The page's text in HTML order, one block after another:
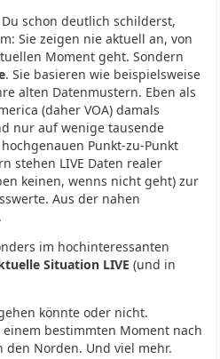
schon deutlich schilderst,
Sie zeigen nie aktuell an, von
Moment geht. Sondern
. Sie basieren wie beispielsweise
alten Datenmustern. Eben als
(daher VOA) damals
nur auf wenige tausende
Punkt-zu-Punkt
stehen LIVE Daten realer
keinen, wenns nicht geht) zur
Aus der nahen
im hochinteressanten
Situation LIVE (und in
könnte oder nicht.
bestimmten Moment nach
Norden. Und viel mehr.